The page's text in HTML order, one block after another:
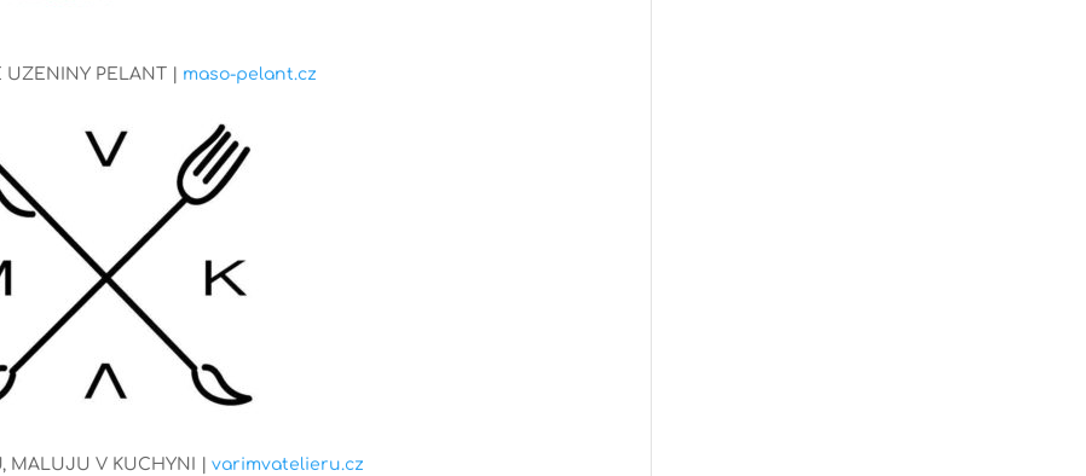
UZENINY PELANT | maso-pelant.cz
MALUJU V KUCHYNI |varimvatelieru.cz